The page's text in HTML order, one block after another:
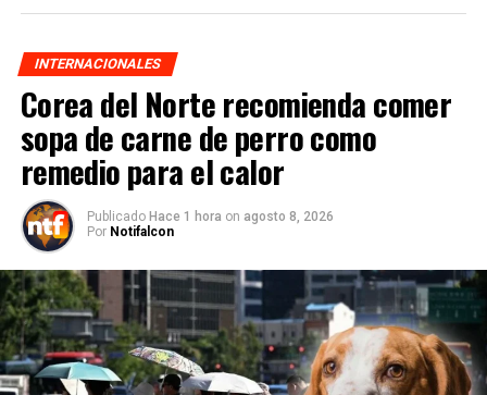
INTERNACIONALES
Corea del Norte recomienda comer
sopa de carne de perro como
remedio para el calor
Publicado Hace 1 hora on agosto 8, 2026
Por Notifalcon